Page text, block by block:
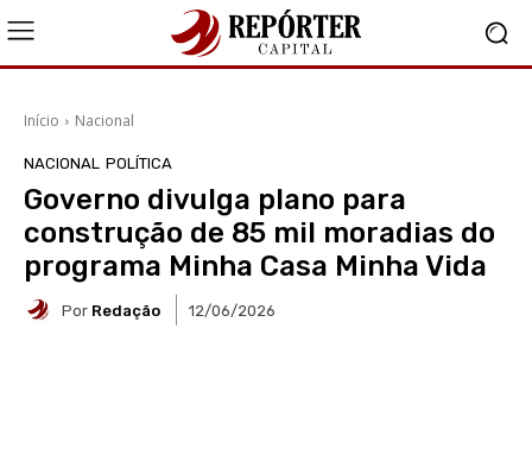
Início Nacional
NACIONAL POLÍTICA
Governo divulga plano para
construção de 85 mil moradias do
programa Minha Casa Minha Vida
Por Redação 12/06/2026